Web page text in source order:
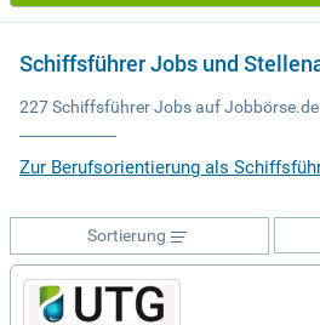
Schiffsführer Jobs und
227 Schiffsführer Jobs auf Jobbörse.de
Zur Berufsorientierung als
Sortierung